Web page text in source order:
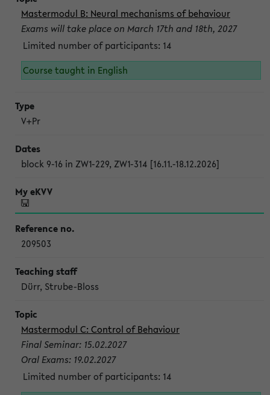
Mastermodul B: Neural mechanisms of behaviour
Exams will take place on March 17th and 18th, 2027
Limited number of participants: 14
Course taught in English
V+Pr
block 9-16 in ZW1-229, ZW1-314 [16.11.-18.12.2026]
209503
Dürr, Strube-Bloss
Mastermodul C: Control of Behaviour
Final Seminar: 15.02.2027
Oral Exams: 19.02.2027
Limited number of participants: 14